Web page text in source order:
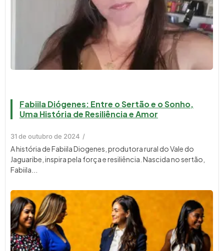
Fabiila Diógenes: Entre o Sertão e o Sonho,
Uma História de Resiliência e Amor
31 de outubro de 2024 /
A história de Fabiila Diogenes, produtora rural do Vale do
Jaguaribe, inspira pela força e resiliência. Nascida no sertão,
Fabiila...